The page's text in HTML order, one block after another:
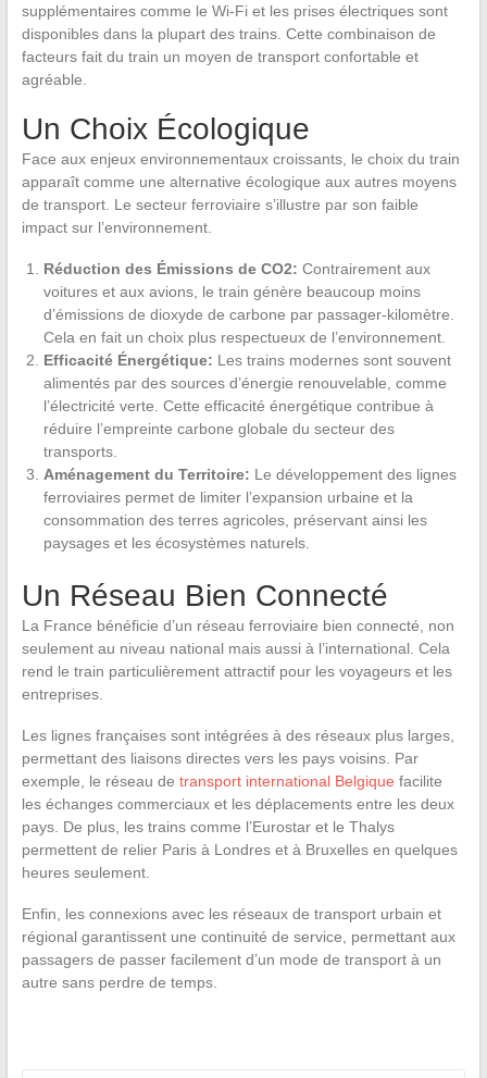
supplémentaires comme le Wi-Fi et les prises électriques sont
disponibles dans la plupart des trains. Cette combinaison de
facteurs fait du train un moyen de transport confortable et
agréable.
Un Choix Écologique
Face aux enjeux environnementaux croissants, le choix du train
apparaît comme une alternative écologique aux autres moyens
de transport. Le secteur ferroviaire s’illustre par son faible
impact sur l’environnement.
Réduction des Émissions de CO2: Contrairement aux
voitures et aux avions, le train génère beaucoup moins
d’émissions de dioxyde de carbone par passager-kilomètre.
Cela en fait un choix plus respectueux de l’environnement.
Efficacité Énergétique: Les trains modernes sont souvent
alimentés par des sources d’énergie renouvelable, comme
l’électricité verte. Cette efficacité énergétique contribue à
réduire l’empreinte carbone globale du secteur des
transports.
Aménagement du Territoire: Le développement des lignes
ferroviaires permet de limiter l’expansion urbaine et la
consommation des terres agricoles, préservant ainsi les
paysages et les écosystèmes naturels.
Un Réseau Bien Connecté
La France bénéficie d’un réseau ferroviaire bien connecté, non
seulement au niveau national mais aussi à l’international. Cela
rend le train particulièrement attractif pour les voyageurs et les
entreprises.
Les lignes françaises sont intégrées à des réseaux plus larges,
permettant des liaisons directes vers les pays voisins. Par
exemple, le réseau de transport international Belgique facilite
les échanges commerciaux et les déplacements entre les deux
pays. De plus, les trains comme l’Eurostar et le Thalys
permettent de relier Paris à Londres et à Bruxelles en quelques
heures seulement.
Enfin, les connexions avec les réseaux de transport urbain et
régional garantissent une continuité de service, permettant aux
passagers de passer facilement d’un mode de transport à un
autre sans perdre de temps.